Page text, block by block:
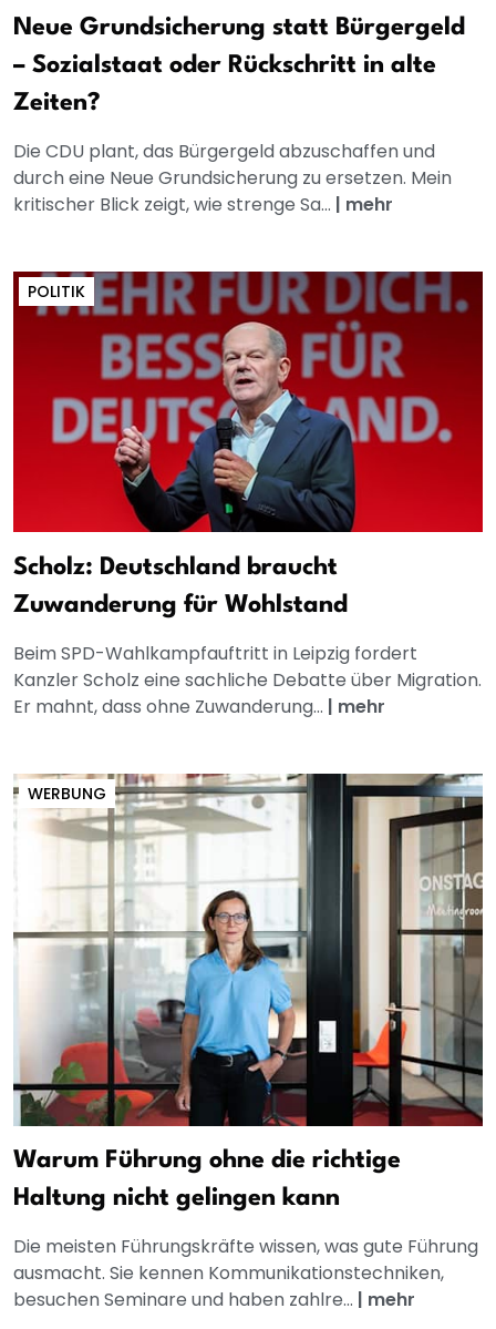
Neue Grundsicherung statt Bürgergeld
– Sozialstaat oder Rückschritt in alte
Zeiten?
Die CDU plant, das Bürgergeld abzuschaffen und
durch eine Neue Grundsicherung zu ersetzen. Mein
kritischer Blick zeigt, wie strenge Sa... | mehr
POLITIK
Scholz: Deutschland braucht
Zuwanderung für Wohlstand
Beim SPD-Wahlkampfauftritt in Leipzig fordert
Kanzler Scholz eine sachliche Debatte über Migration.
Er mahnt, dass ohne Zuwanderung... | mehr
WERBUNG
Warum Führung ohne die richtige
Haltung nicht gelingen kann
Die meisten Führungskräfte wissen, was gute Führung
ausmacht. Sie kennen Kommunikationstechniken,
besuchen Seminare und haben zahlre... | mehr